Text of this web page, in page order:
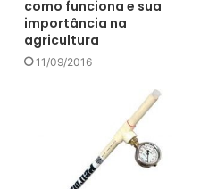
da fazenda?
muito nossas tomadas de
começo pelas irrigações
de alguma área, se vou
naquele dia.A plataforma
como funciona e sua
importância na
agricultura
11/09/2016